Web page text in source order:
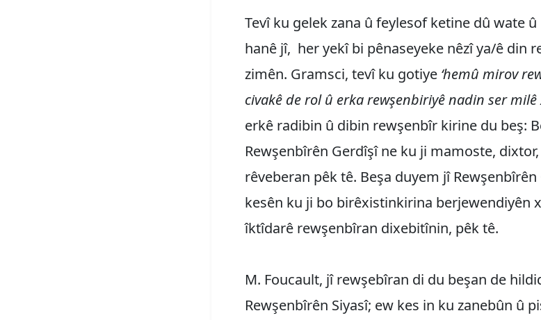
Tevî ku gelek zana û feylesof ketine dû wate
hanê jî, her yekî bi pênaseyeke nêzî ya/ê din
zimên. Gramsci, tevî ku gotiye ‘hemû mirov
civakê de rol û erka rewşenbiriyê nadin ser milê
erkê radibin û dibin rewşenbîr kirine du beş:
Rewşenbîrên Gerdîşî ne ku ji mamoste,
rêveberan pêk tê. Beşa duyem jî
kesên ku ji bo birêxistinkirina berjewendiyên
îktîdarê rewşenbîran dixebitînin, pêk tê.
M. Foucault, jî rewşebîran di du beşan de
Rewşenbîrên Siyasî; ew kes in ku zanebûn û